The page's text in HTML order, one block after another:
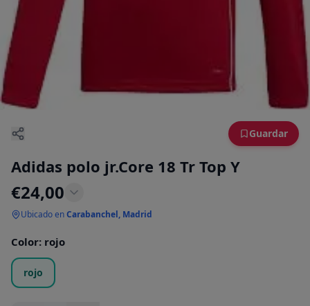
Guardar
Adidas polo jr.Core 18 Tr Top Y
€24,00
Ubicado enCarabanchel, Madrid
Color: rojo
rojo